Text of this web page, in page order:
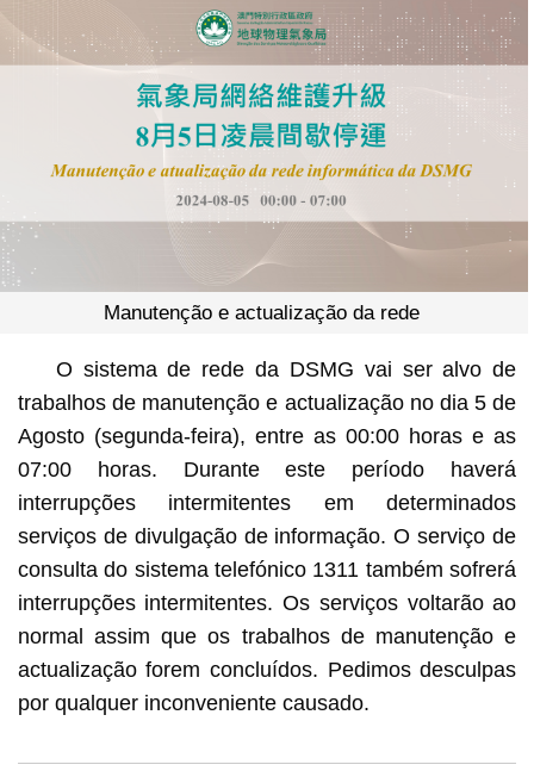
Manutenção e actualização da rede
O sistema de rede da DSMG vai ser alvo de
trabalhos de manutenção e actualização no dia 5 de
Agosto (segunda-feira), entre as 00:00 horas e as
07:00 horas. Durante este período haverá
interrupções intermitentes em determinados
serviços de divulgação de informação. O serviço de
consulta do sistema telefónico 1311 também sofrerá
interrupções intermitentes. Os serviços voltarão ao
normal assim que os trabalhos de manutenção e
actualização forem concluídos. Pedimos desculpas
por qualquer inconveniente causado.